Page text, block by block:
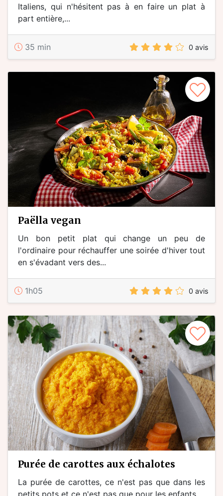
Italiens, qui n'hésitent pas à en faire un plat à
part entière,...
35 min 0 avis
paëlla vegan
Un bon petit plat qui change un peu de
l'ordinaire pour réchauffer une soirée d'hiver tout
en s'évadant vers des...
1h05 0 avis
purée de carottes aux échalotes
La purée de carottes, ce n'est pas que dans les